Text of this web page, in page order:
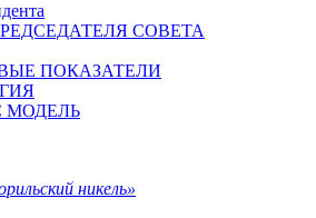
СОВЕТА
ПОКАЗАТЕЛИ
МОДЕЛЬ
никель»